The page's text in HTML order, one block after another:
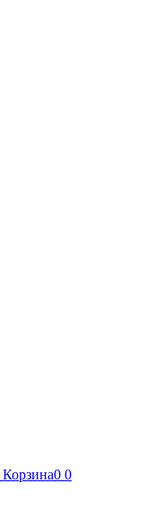
Корзина0 0